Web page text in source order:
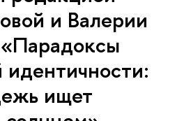
и Валерии
идентичности:
ищет